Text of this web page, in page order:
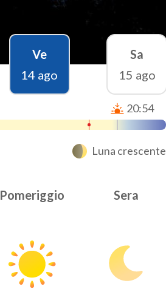
Ve
14 ago
Sa
15 ago
20:54
Luna crescente
Pomeriggio Sera